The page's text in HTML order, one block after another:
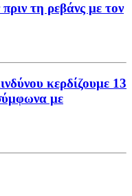
τη ρεβάνς με τον
κερδίζουμε 13
με